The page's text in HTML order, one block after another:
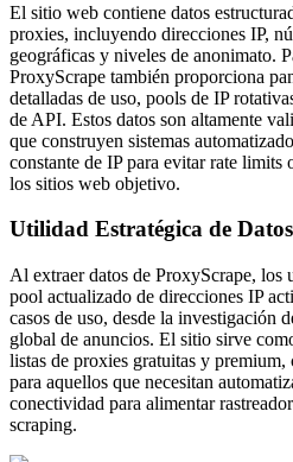
El sitio web contiene datos
proxies, incluyendo direcciones IP,
geográficas y niveles de anonimato.
ProxyScrape también proporciona
detalladas de uso, pools de IP
de API. Estos datos son altamente
que construyen sistemas
constante de IP para evitar rate limits
los sitios web objetivo.
Utilidad Estratégica de Datos
Al extraer datos de ProxyScrape, los
pool actualizado de direcciones IP
casos de uso, desde la investigación
global de anuncios. El sitio sirve
listas de proxies gratuitas y
para aquellos que necesitan
conectividad para alimentar
scraping.